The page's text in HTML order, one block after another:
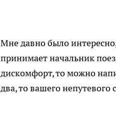
Мне давно было
принимает начальник
дискомфорт, то можно
два, то вашего непутевого